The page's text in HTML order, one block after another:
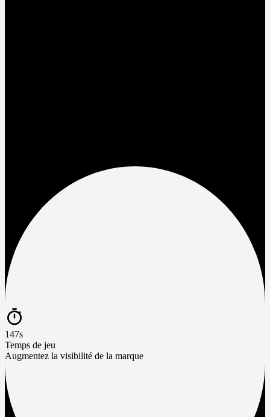
147s
Temps de jeu
Augmentez la visibilité de la marque